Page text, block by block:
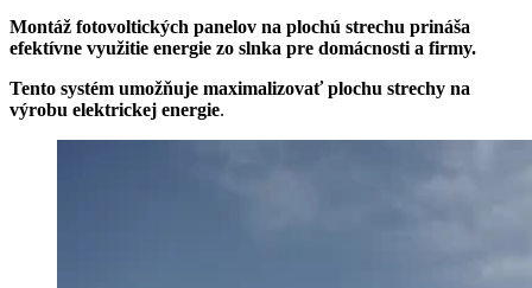
Montáž fotovoltických panelov na plochú strechu prináša
efektívne využitie energie zo slnka pre domácnosti a firmy.
Tento systém umožňuje maximalizovať plochu strechy na
výrobu elektrickej energie.